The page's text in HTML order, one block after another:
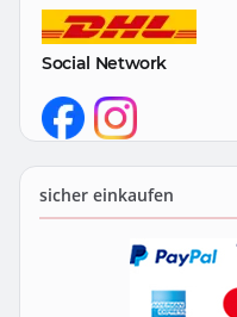
Social Network
sicher einkaufen